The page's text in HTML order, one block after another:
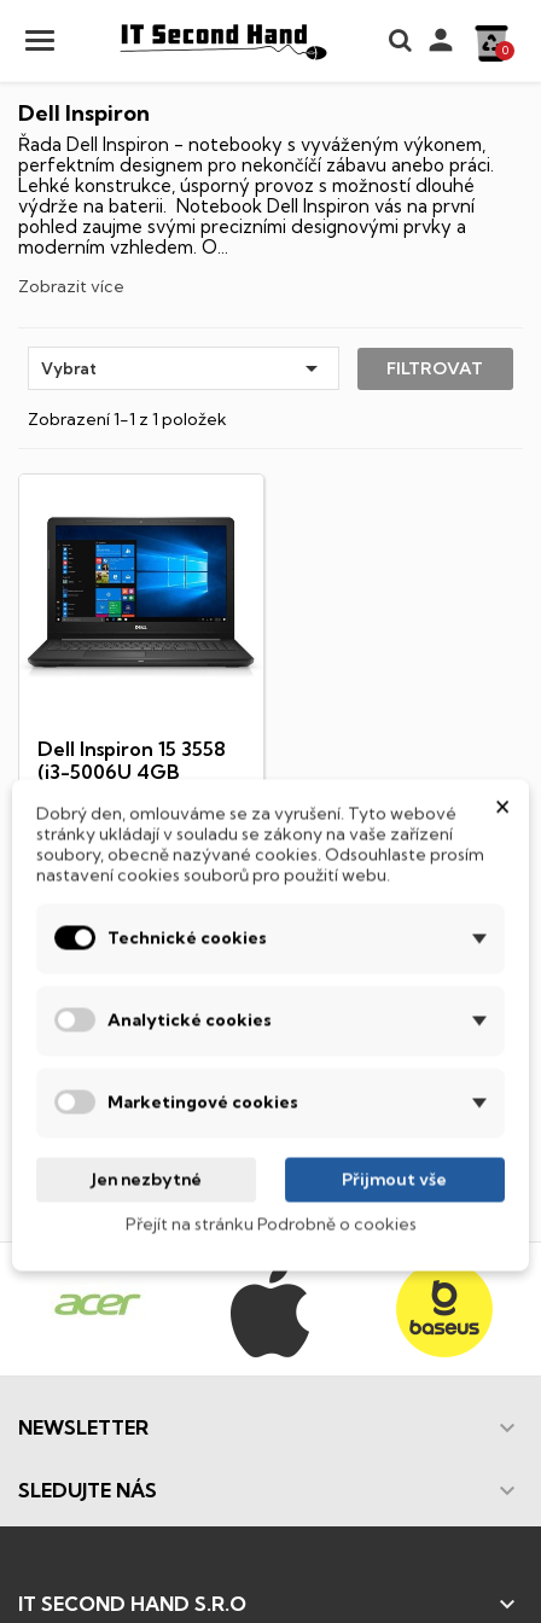
 0
Dell Inspiron
Řada Dell Inspiron - notebooky s vyváženým výkonem,
perfektním designem pro nekončíčí zábavu anebo práci.
Lehké konstrukce, úsporný provoz s možností dlouhé
výdrže na baterii. Notebook Dell Inspiron vás na první
pohled zaujme svými precizními designovými prvky a
moderním vzhledem. O...
Zobrazit více
Vybrat  FILTROVAT
Zobrazení 1-1 z 1 položek
Dell Inspiron 15 3558
(i3-5006U 4GB
💻 Notebook - Displej 15,6" •
TrueLife LED • 1366x 768 (HD)
• Intel Core i3-5005U@
Skladem
Zobrazení 1-1 z 1 položek
Zpět na začátek
NEWSLETTER 
SLEDUJTE NÁS 
IT SECOND HAND S.R.O 
×
Dobrý den, omlouváme se za vyrušení. Tyto webové
stránky ukládají v souladu se zákony na vaše zařízení
soubory, obecně nazývané cookies. Odsouhlaste prosím
nastavení cookies souborů pro použití webu.
Technické cookies
Analytické cookies
Marketingové cookies
Jen nezbytné Přijmout vše
Přejít na stránku Podrobně o cookies